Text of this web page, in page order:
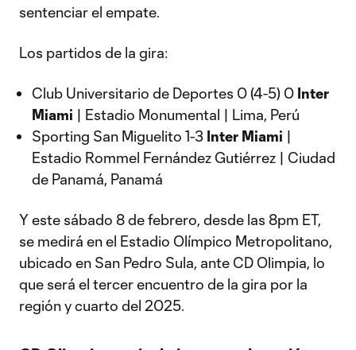
sentenciar el empate.
Los partidos de la gira:
Club Universitario de Deportes 0 (4-5) 0 Inter
Miami | Estadio Monumental | Lima, Perú
Sporting San Miguelito 1-3 Inter Miami |
Estadio Rommel Fernández Gutiérrez | Ciudad
de Panamá, Panamá
Y este sábado 8 de febrero, desde las 8pm ET,
se medirá en el Estadio Olímpico Metropolitano,
ubicado en San Pedro Sula, ante CD Olimpia, lo
que será el tercer encuentro de la gira por la
región y cuarto del 2025.